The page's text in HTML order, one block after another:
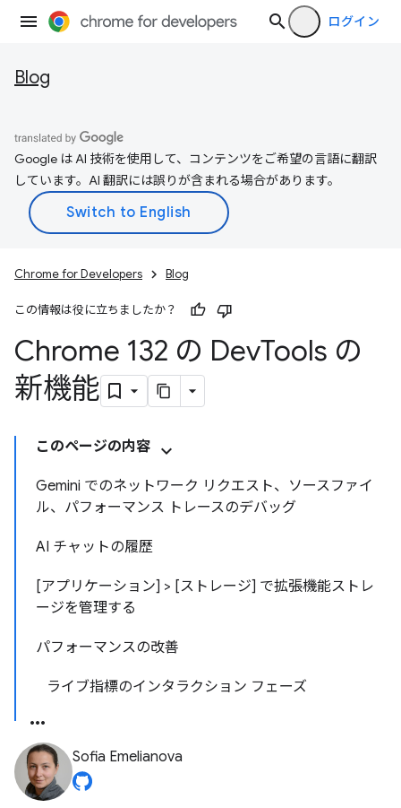
ログイン
Blog
Google は AI 技術を使用して、コンテンツをご希望の言語に翻訳
しています。AI 翻訳には誤りが含まれる場合があります。
Chrome for Developers Blog
この情報は役に立ちましたか？
Chrome 132 の DevTools の
新機能
このページの内容
Gemini でのネットワーク リクエスト、ソースファイ
ル、パフォーマンス トレースのデバッグ
AI チャットの履歴
[アプリケーション] > [ストレージ] で拡張機能ストレ
ージを管理する
パフォーマンスの改善
ライブ指標のインタラクション フェーズ
Sofia Emelianova